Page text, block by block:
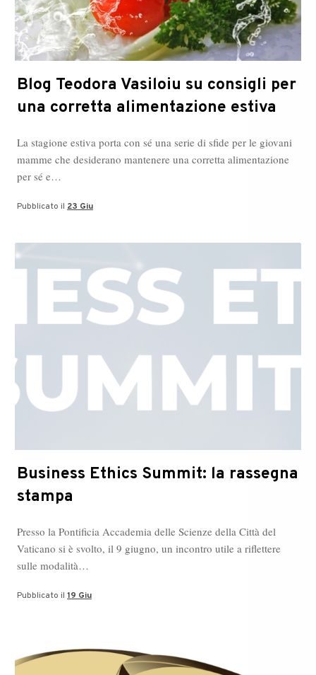
Blog Teodora Vasiloiu su consigli per
una corretta alimentazione estiva
La stagione estiva porta con sé una serie di sfide per le giovani
mamme che desiderano mantenere una corretta alimentazione
per sé e…
Pubblicato il 23 Giu
Business Ethics Summit: la rassegna
stampa
Presso la Pontificia Accademia delle Scienze della Città del
Vaticano si è svolto, il 9 giugno, un incontro utile a riflettere
sulle modalità…
Pubblicato il 19 Giu